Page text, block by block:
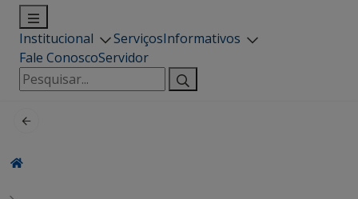
Institucional ServiçosInformativos
Fale ConoscoServidor
Pesquisar
por: